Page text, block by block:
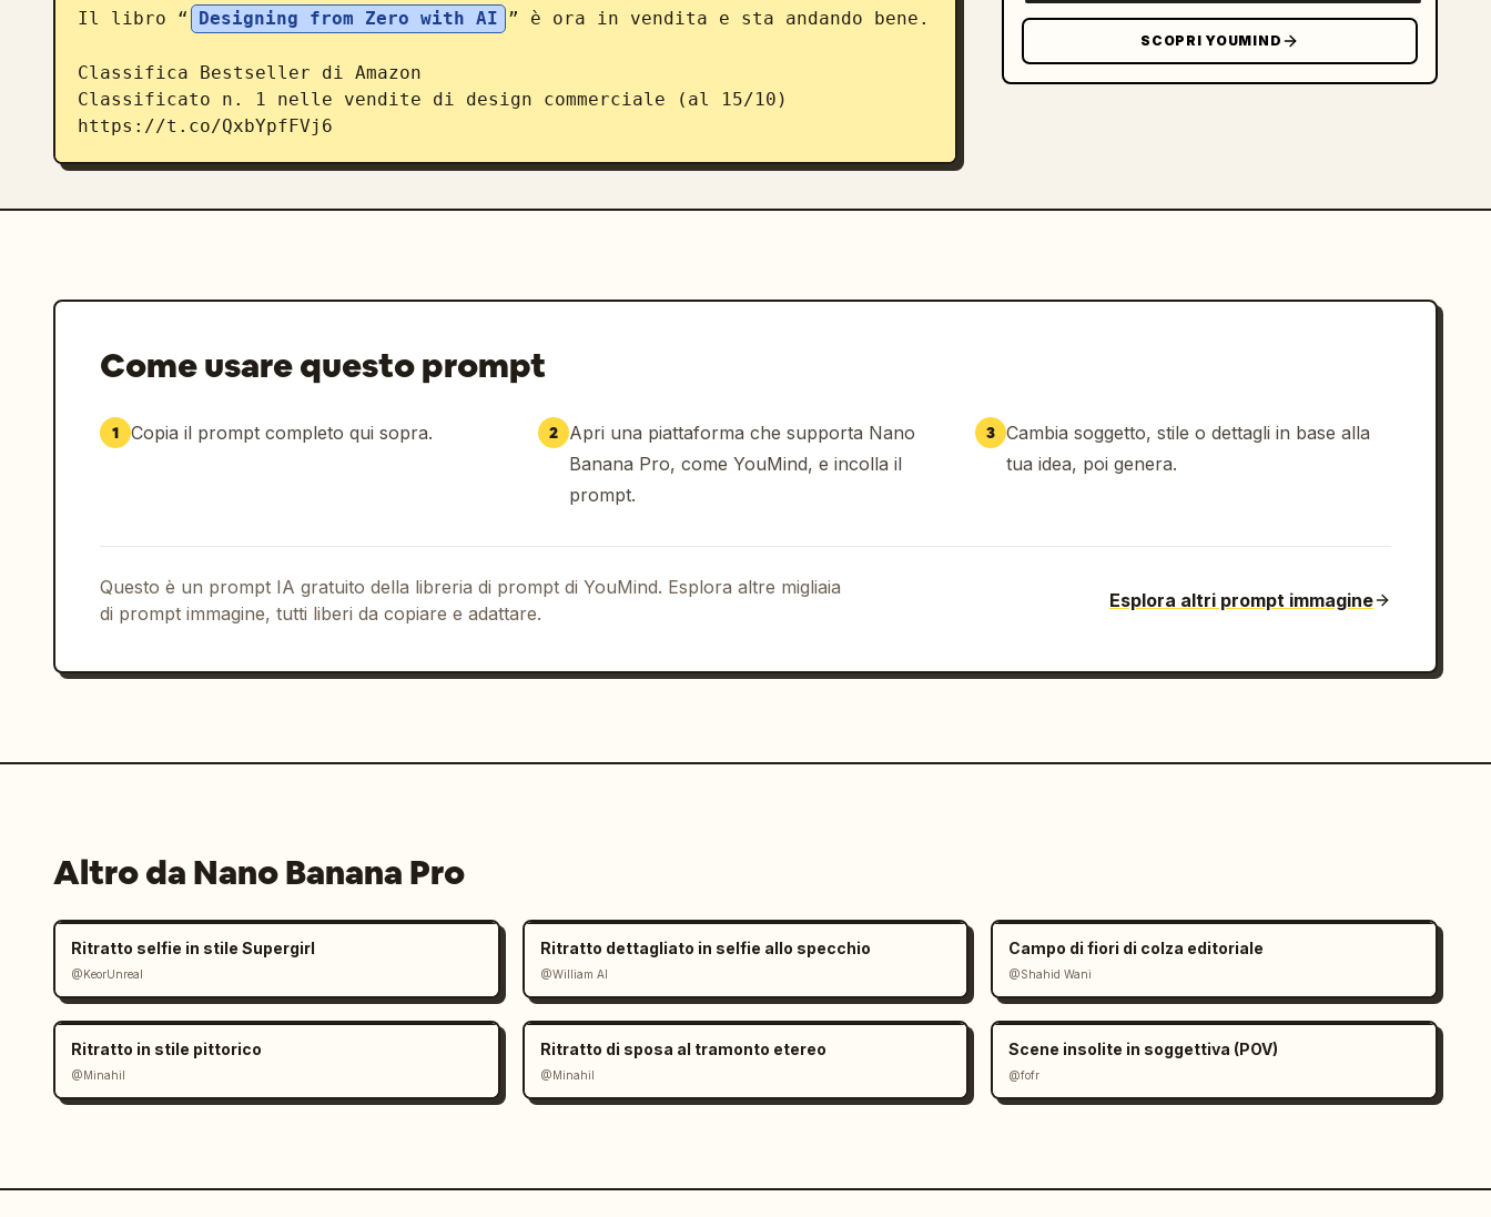
Il libro “ Designing from Zero with AI ” è ora in vendita e sta andando bene.
Classifica Bestseller di Amazon
Classificato n. 1 nelle vendite di design commerciale (al 15/10)
https://t.co/QxbYpfFVj6
SCOPRI YOUMIND
Come usare questo prompt
1 Copia il prompt completo qui sopra. 2 Apri una piattaforma che supporta Nano
Banana Pro, come YouMind, e incolla il
prompt.
3 Cambia soggetto, stile o dettagli in base alla
tua idea, poi genera.
Questo è un prompt IA gratuito della libreria di prompt di YouMind. Esplora altre migliaia
di prompt immagine, tutti liberi da copiare e adattare.
Esplora altri prompt immagine
Altro da Nano Banana Pro
Ritratto selfie in stile Supergirl
@KeorUnreal
Ritratto dettagliato in selfie allo specchio
@William AI
Campo di fiori di colza editoriale
@Shahid Wani
Ritratto in stile pittorico
@Minahil
Ritratto di sposa al tramonto etereo
@Minahil
Scene insolite in soggettiva (POV)
@fofr